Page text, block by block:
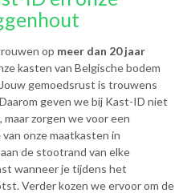
op meer dan 20 jaar
kasten van Belgische bodem
gemoedsrust is trouwens
geven we bij Kast-ID niet
, maar zorgen we voor een
van onze maatkasten in
de stootrand van elke
wanneer je tijdens het
Verder kozen we ervoor om de